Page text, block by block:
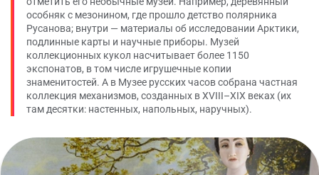
особняк с мезонином, где прошло детство полярника
Русанова; внутри — материалы об исследовании Арктики,
подлинные карты и научные приборы. Музей
коллекционных кукол насчитывает более 1150
экспонатов, в том числе игрушечные копии
знаменитостей. А в Музее русских часов собрана частная
коллекция механизмов, созданных в XVIII–XIX веках (их
там десятки: настенных, напольных, наручных).